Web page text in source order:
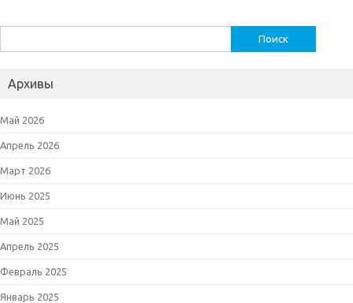
Архивы
Май 2026
Апрель 2026
Март 2026
Июнь 2025
Май 2025
Апрель 2025
Февраль 2025
Январь 2025